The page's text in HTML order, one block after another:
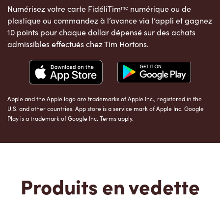
Numérisez votre carte FidéliTimᵐᶜ numérique ou de
plastique ou commandez à l’avance via l’appli et gagnez
10 points pour chaque dollar dépensé sur des achats
admissibles effectués chez Tim Hortons.
Apple and the Apple logo are trademarks of Apple Inc., registered in the
U.S. and other countries. App store is a service mark of Apple Inc. Google
Play is a trademark of Google Inc. Terms apply.
Produits en vedette